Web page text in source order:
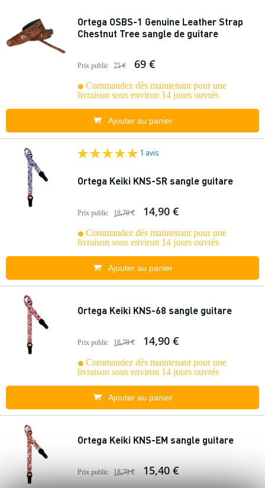
Ortega OSBS-1 Genuine Leather Strap
Chestnut Tree sangle de guitare
Prix public 75 € 69 €
Commandez dès maintenant pour une
livraison sous environ 14 jours ouvrés
Ajouter au panier
1 avis
Ortega Keiki KNS-SR sangle guitare
Prix public 18,70 € 14,90 €
Commandez dès maintenant pour une
livraison sous environ 14 jours ouvrés
Ajouter au panier
Ortega Keiki KNS-68 sangle guitare
Prix public 18,70 € 14,90 €
Commandez dès maintenant pour une
livraison sous environ 14 jours ouvrés
Ajouter au panier
Ortega Keiki KNS-EM sangle guitare
Prix public 18,70 € 15,40 €